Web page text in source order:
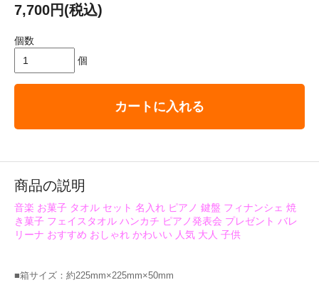
7,700円(税込)
個数
個
カートに入れる
商品の説明
音楽 お菓子 タオル セット 名入れ ピアノ 鍵盤 フィナンシェ 焼
き菓子 フェイスタオル ハンカチ ピアノ発表会 プレゼント バレ
リーナ おすすめ おしゃれ かわいい 人気 大人 子供
■箱サイズ：約225mm×225mm×50mm